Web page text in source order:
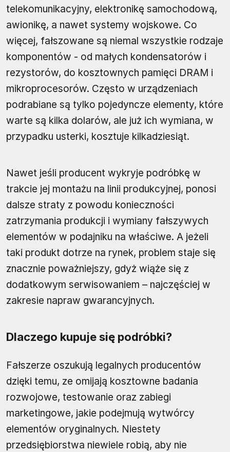
telekomunikacyjny, elektronikę samochodową,
awionikę, a nawet systemy wojskowe. Co
więcej, fałszowane są niemal wszystkie rodzaje
komponentów - od małych kondensatorów i
rezystorów, do kosztownych pamięci DRAM i
mikroprocesorów. Często w urządzeniach
podrabiane są tylko pojedyncze elementy, które
warte są kilka dolarów, ale już ich wymiana, w
przypadku usterki, kosztuje kilkadziesiąt.
Nawet jeśli producent wykryje podróbkę w
trakcie jej montażu na linii produkcyjnej, ponosi
dalsze straty z powodu konieczności
zatrzymania produkcji i wymiany fałszywych
elementów w podajniku na właściwe. A jeżeli
taki produkt dotrze na rynek, problem staje się
znacznie poważniejszy, gdyż wiąże się z
dodatkowym serwisowaniem – najczęściej w
zakresie napraw gwarancyjnych.
Dlaczego kupuje się podróbki?
Fałszerze oszukują legalnych producentów
dzięki temu, ze omijają kosztowne badania
rozwojowe, testowanie oraz zabiegi
marketingowe, jakie podejmują wytwórcy
elementów oryginalnych. Niestety
przedsiębiorstwa niewiele robią, aby nie